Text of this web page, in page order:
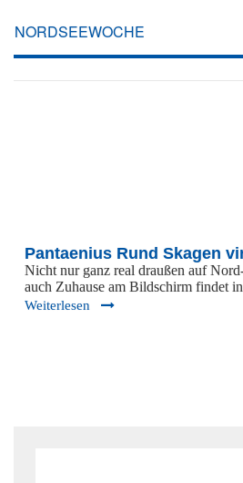
NORDSEEWOCHE
ESAILING
Pantaenius Rund Skagen
Nicht nur ganz real draußen auf
auch Zuhause am Bildschirm findet
Weiterlesen